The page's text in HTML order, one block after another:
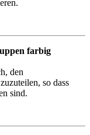
farbig
den
so dass
sind.